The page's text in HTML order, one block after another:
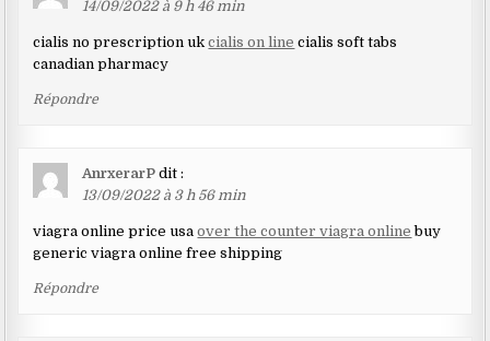
14/09/2022 à 9 h 46 min
cialis no prescription ukcialis on line cialis soft tabs
canadian pharmacy
Répondre
AnrxerarP dit :
13/09/2022 à 3 h 56 min
viagra online price usaover the counter viagra online buy
generic viagra online free shipping
Répondre